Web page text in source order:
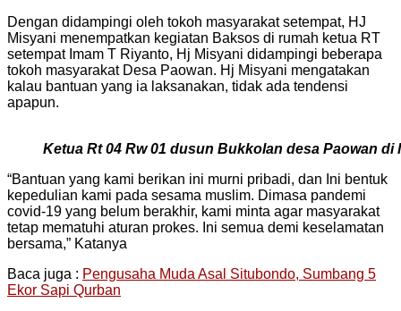
Dengan didampingi oleh tokoh masyarakat setempat, HJ
Misyani menempatkan kegiatan Baksos di rumah ketua RT
setempat Imam T Riyanto, Hj Misyani didampingi beberapa
tokoh masyarakat Desa Paowan. Hj Misyani mengatakan
kalau bantuan yang ia laksanakan, tidak ada tendensi
apapun.
Ketua Rt 04 Rw 01 dusun Bukkolan desa Paowan
“Bantuan yang kami berikan ini murni pribadi, dan Ini bentuk
kepedulian kami pada sesama muslim. Dimasa pandemi
covid-19 yang belum berakhir, kami minta agar masyarakat
tetap mematuhi aturan prokes. Ini semua demi keselamatan
bersama,” Katanya
Baca juga : Pengusaha Muda Asal Situbondo, Sumbang 5
Ekor Sapi Qurban